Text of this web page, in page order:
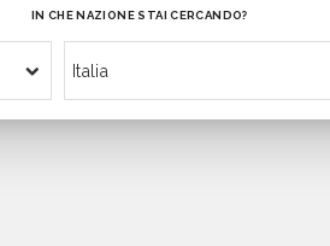
IN CHE NAZIONE STAI CERCANDO?